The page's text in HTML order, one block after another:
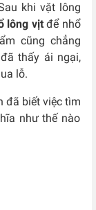
khi vặt lông
lông vịtđể nhổ
cũng chẳng
thấy ái ngại,
lỗ.
đã biết việc tìm
như thế nào